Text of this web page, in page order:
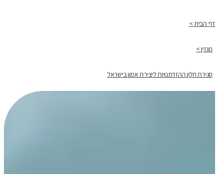
דף הבית >
מגזין >
סגירת חלון ההזדמנויות ליצירת אמון בישראל